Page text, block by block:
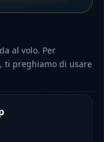
al volo. Per
ti preghiamo di usare